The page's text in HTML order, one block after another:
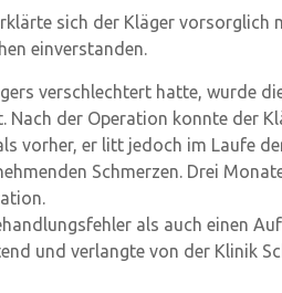
sich der Kläger vorsorglich
einverstanden.
verschlechtert hatte, wurde
Nach der Operation konnte der
vorher, er litt jedoch im Laufe
Schmerzen. Drei
als auch einen
und verlangte von der Klinik